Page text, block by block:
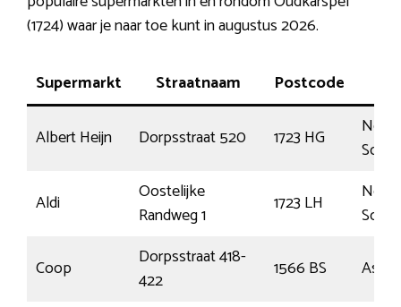
(1724) waar je naar toe kunt in augustus 2026.
Supermarkt Straatnaam Postcode
Albert Heijn Dorpsstraat 520 1723 HG
Aldi
Oostelijke
Randweg 1
1723 LH
Coop
Dorpsstraat 418-
422
1566 BS